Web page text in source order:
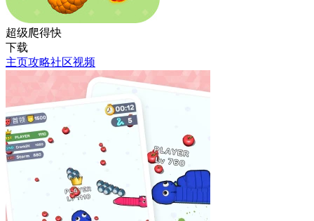
超级爬得快
下载
主页攻略社区视频